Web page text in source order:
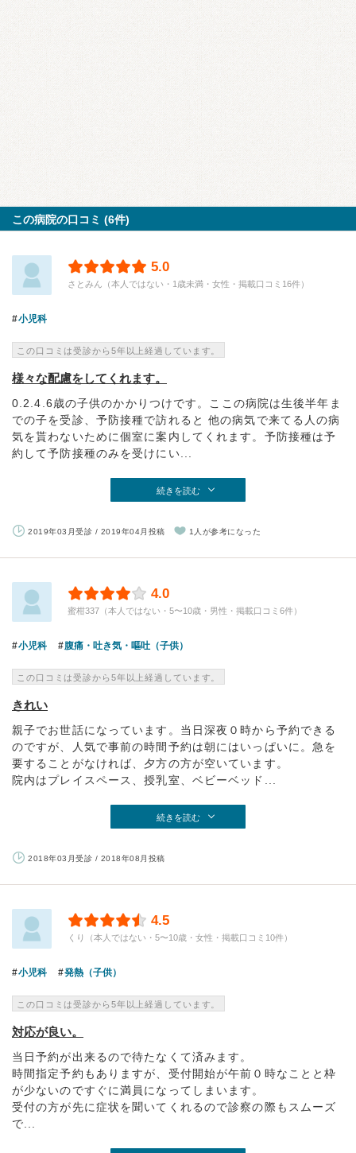
この病院の口コミ (6件)
5.0
さとみん（本人ではない・1歳未満・女性・掲載口コミ16件）
小児科
この口コミは受診から5年以上経過しています。
様々な配慮をしてくれます。
0.2.4.6歳の子供のかかりつけです。ここの病院は生後半年ま
での子を受診、予防接種で訪れると 他の病気で来てる人の病
気を貰わないために個室に案内してくれます。予防接種は予
約して予防接種のみを受けにい...
続きを読む
2019年03月受診 / 2019年04月投稿 1人が参考になった
4.0
蜜柑337（本人ではない・5〜10歳・男性・掲載口コミ6件）
小児科 腹痛・吐き気・嘔吐（子供）
この口コミは受診から5年以上経過しています。
きれい
親子でお世話になっています。当日深夜０時から予約できる
のですが、人気で事前の時間予約は朝にはいっぱいに。急を
要することがなければ、夕方の方が空いています。
院内はプレイスペース、授乳室、ベビーベッド...
続きを読む
2018年03月受診 / 2018年08月投稿
4.5
くり（本人ではない・5〜10歳・女性・掲載口コミ10件）
小児科 発熱（子供）
この口コミは受診から5年以上経過しています。
対応が良い。
当日予約が出来るので待たなくて済みます。
時間指定予約もありますが、受付開始が午前０時なことと枠
が少ないのですぐに満員になってしまいます。
受付の方が先に症状を聞いてくれるので診察の際もスムーズ
で...